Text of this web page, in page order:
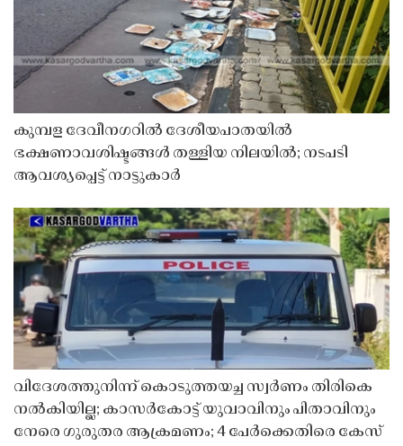
കുമ്പള ദേവീനഗറിൽ ദേശീയപാതയിൽ
ഭക്ഷണാവശിഷ്ടങ്ങൾ തള്ളിയ നിലയിൽ; നടപടി
ആവശ്യപ്പെട്ട് നാട്ടുകാർ
വിദേശത്തുനിന്ന് കൊടുത്തയച്ച സ്വർണം തിരികെ
നൽകിയില്ല; കാസർകോട്ട് യുവാവിനും പിതാവിനും
നേരെ ഗുരുതര ആക്രമണം; 4 പേർക്കെതിരെ കേസ്